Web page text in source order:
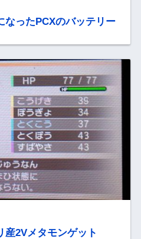
なったPCXのバッテリー
産2Vメタモンゲット